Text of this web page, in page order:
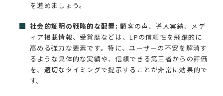
を進めましょう。
社会的証明の戦略的な配置: 顧客の声、導入実績、メデ
ィア掲載情報、受賞歴などは、LPの信頼性を飛躍的に
高める強力な要素です。特に、ユーザーの不安を解消す
るような具体的な実績や、信頼できる第三者からの評価
を、適切なタイミングで提示することが非常に効果的で
す。